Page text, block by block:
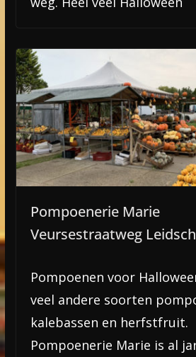
Pompoenerie Marie
Veursestraatweg
Pompoenen voor
veel andere soorten
kalebassen en herfstfruit.
Pompoenerie Marie is al